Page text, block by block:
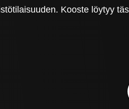
Kooste löytyy